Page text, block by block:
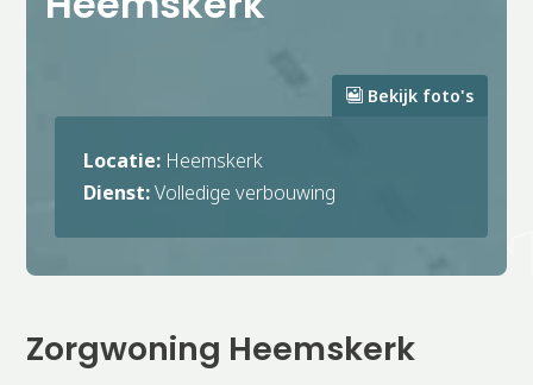
Bekijk foto's
Locatie: Heemskerk
Dienst:Volledige verbouwing
Zorgwoning Heemskerk